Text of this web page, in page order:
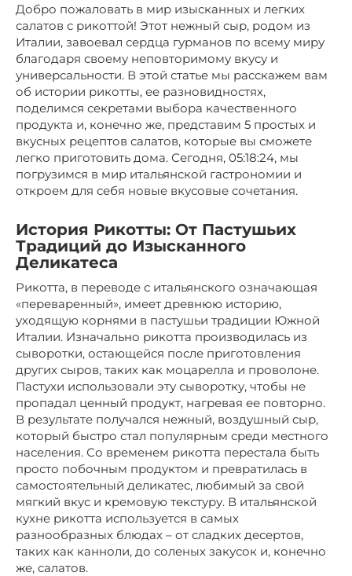
Добро пожаловать в мир изысканных и легких
салатов с рикоттой! Этот нежный сыр, родом из
Италии, завоевал сердца гурманов по всему миру
благодаря своему неповторимому вкусу и
универсальности. В этой статье мы расскажем вам
об истории рикотты, ее разновидностях,
поделимся секретами выбора качественного
продукта и, конечно же, представим 5 простых и
вкусных рецептов салатов, которые вы сможете
легко приготовить дома. Сегодня, 05:18:24, мы
погрузимся в мир итальянской гастрономии и
откроем для себя новые вкусовые сочетания.
История Рикотты: От Пастушьих
Традиций до Изысканного
Деликатеса
Рикотта, в переводе с итальянского означающая
«переваренный», имеет древнюю историю,
уходящую корнями в пастушьи традиции Южной
Италии. Изначально рикотта производилась из
сыворотки, остающейся после приготовления
других сыров, таких как моцарелла и проволоне.
Пастухи использовали эту сыворотку, чтобы не
пропадал ценный продукт, нагревая ее повторно.
В результате получался нежный, воздушный сыр,
который быстро стал популярным среди местного
населения. Со временем рикотта перестала быть
просто побочным продуктом и превратилась в
самостоятельный деликатес, любимый за свой
мягкий вкус и кремовую текстуру. В итальянской
кухне рикотта используется в самых
разнообразных блюдах – от сладких десертов,
таких как канноли, до соленых закусок и, конечно
же, салатов.